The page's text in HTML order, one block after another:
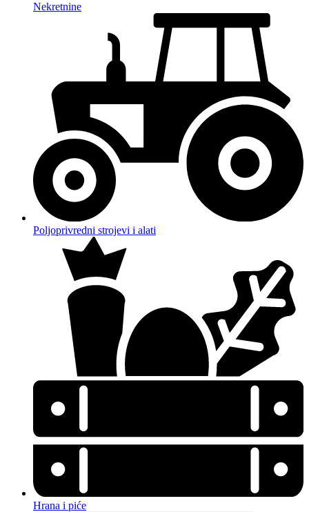
Nekretnine
Poljoprivredni strojevi i alati
Hrana i piće